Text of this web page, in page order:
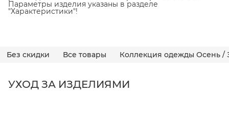
Параметры изделия указаны в разделе
"Характеристики"!
Без скидки Все товары Коллекция одежды Осень /
УХОД ЗА ИЗДЕЛИЯМИ